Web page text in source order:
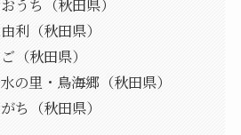
うち（秋田県）
利（秋田県）
（秋田県）
の里・鳥海郷（秋田県）
ち（秋田県）